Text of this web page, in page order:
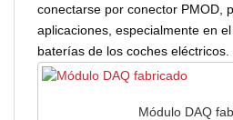
conectarse por conector PMOD,
aplicaciones, especialmente en
baterías de los coches eléctricos.
Módulo DAQ